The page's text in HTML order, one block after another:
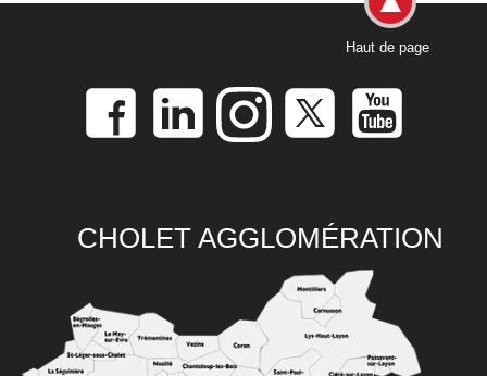
Haut de page
CHOLET AGGLOMÉRATION